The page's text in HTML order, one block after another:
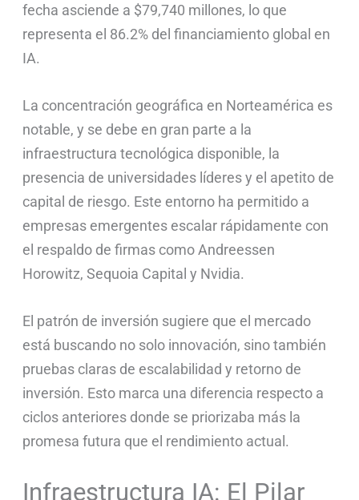
fecha asciende a $79,740 millones, lo que
representa el 86.2% del financiamiento global en
IA.
La concentración geográfica en Norteamérica es
notable, y se debe en gran parte a la
infraestructura tecnológica disponible, la
presencia de universidades líderes y el apetito de
capital de riesgo. Este entorno ha permitido a
empresas emergentes escalar rápidamente con
el respaldo de firmas como Andreessen
Horowitz, Sequoia Capital y Nvidia.
El patrón de inversión sugiere que el mercado
está buscando no solo innovación, sino también
pruebas claras de escalabilidad y retorno de
inversión. Esto marca una diferencia respecto a
ciclos anteriores donde se priorizaba más la
promesa futura que el rendimiento actual.
Infraestructura IA: El Pilar